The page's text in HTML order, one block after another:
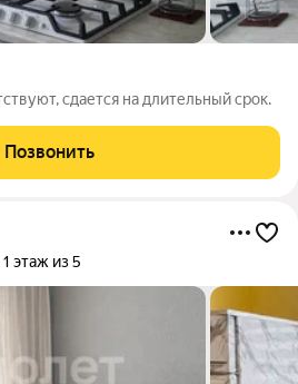
сдается на длительный срок.
Позвонить
1 этаж из 5